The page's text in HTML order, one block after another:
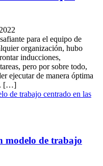
para el equipo de
organización, hubo
inducciones,
pero por sobre todo,
ejecutar de manera óptima
[…]
modelo de trabajo